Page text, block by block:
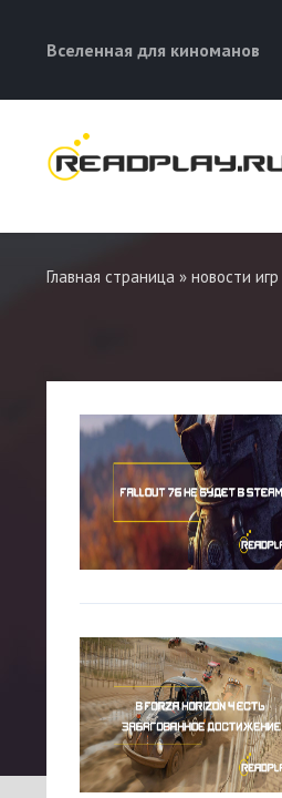
Вселенная для киноманов
Главная страница » новости игр